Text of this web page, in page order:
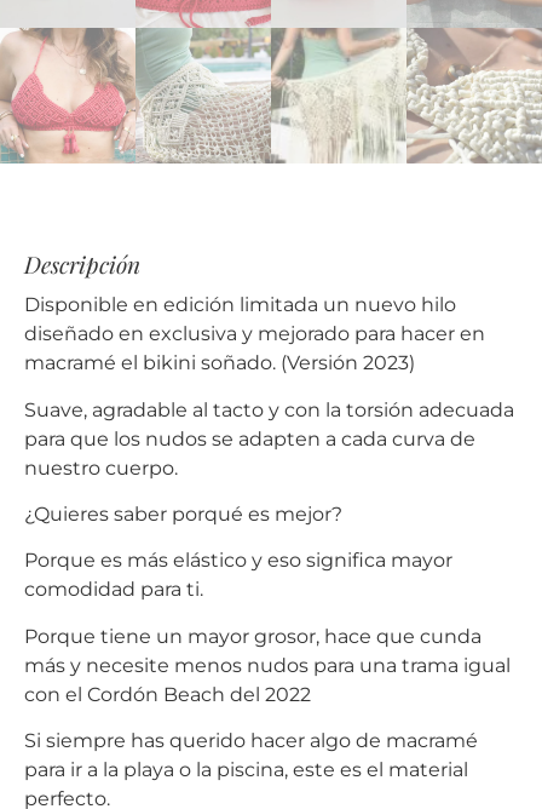
Descripción
Disponible en edición limitada un nuevo hilo
diseñado en exclusiva y mejorado para hacer en
macramé el bikini soñado. (Versión 2023)
Suave, agradable al tacto y con la torsión adecuada
para que los nudos se adapten a cada curva de
nuestro cuerpo.
¿Quieres saber porqué es mejor?
Porque es más elástico y eso significa mayor
comodidad para ti.
Porque tiene un mayor grosor, hace que cunda
más y necesite menos nudos para una trama igual
con el Cordón Beach del 2022
Si siempre has querido hacer algo de macramé
para ir a la playa o la piscina, este es el material
perfecto.